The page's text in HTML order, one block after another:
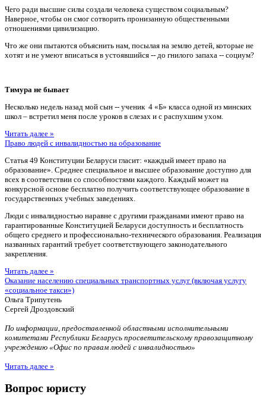
Чего ради высшие силы создали человека существом социальным?
Наверное, чтобы он смог сотворить пронизанную общественными
отношениями цивилизацию.
Что же они пытаются объяснить нам, посылая на землю детей, которые не
хотят и не умеют вписаться в устоявшийся -- до гнилого запаха -- социум?
Тимура не бывает
Несколько недель назад мой сын -- ученик 4 «Б» класса одной из минских
школ – встретил меня после уроков в слезах и с распухшим ухом.
Читать далее »
Право людей с инвалидностью на образование
Статья 49 Конституции Беларуси гласит: «каждый имеет право на
образование». Среднее специальное и высшее образование доступно для
всех в соответствии со способностями каждого. Каждый может на
конкурсной основе бесплатно получить соответствующее образование в
государственных учебных заведениях.
Люди с инвалидностью наравне с другими гражданами имеют право на
гарантированные Конституцией Беларуси доступность и бесплатность
общего среднего и профессионально-технического образования. Реализация
названных гарантий требует соответствующего законодательного
закрепления.
Читать далее »
Оказание населению специальных транспортных услуг (включая услугу
«социальное такси»)
Ольга Трипутень
Сергей Дроздовский
По информации, предоставленной областными исполнительными
комитетами Республики Беларусь просветительскому правозащитному
учреждению «Офис по правам людей с инвалидностью»
Читать далее »
Вопрос юристу